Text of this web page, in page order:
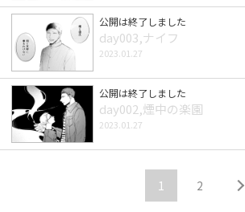
公開は終了しました
day003,ナイフ
2023.01.27
公開は終了しました
day002,煙中の楽園
2023.01.27
1 2